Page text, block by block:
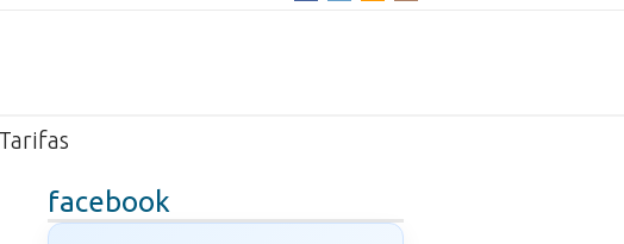
Tarifas
facebook